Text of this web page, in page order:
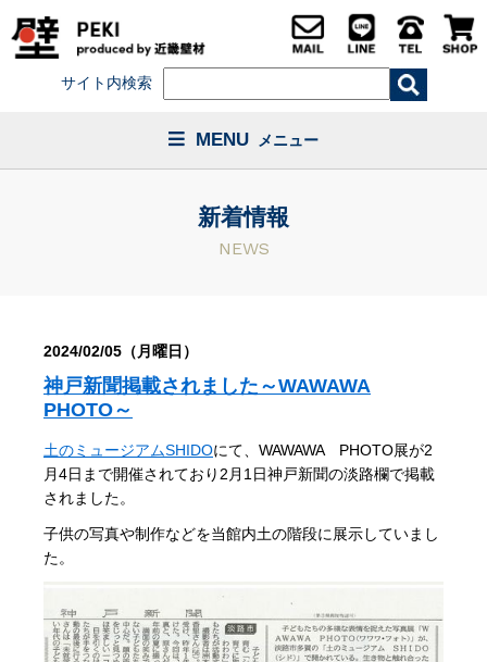
サイト内検索
MENU メニュー
新着情報
NEWS
2024/02/05（月曜日）
神戸新聞掲載されました～WAWAWA
PHOTO～
土のミュージアムSHIDOにて、WAWAWA PHOTO展が2
月4日まで開催されており2月1日神戸新聞の淡路欄で掲載
されました。
子供の写真や制作などを当館内土の階段に展示していまし
た。